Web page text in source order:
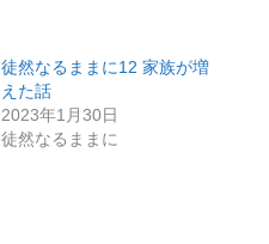
徒然なるままに12 家族が増
えた話
2023年1月30日
徒然なるままに